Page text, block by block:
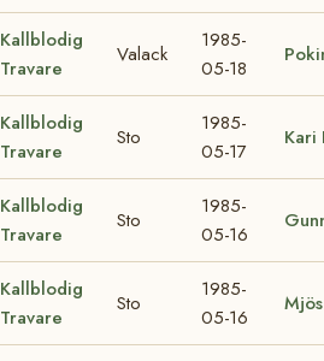
Kallblodig
Travare
Valack
1985-
05-18
Kallblodig
Travare
Sto
1985-
05-17
Kari
Kallblodig
Travare
Sto
1985-
05-16
Kallblodig
Travare
Sto
1985-
05-16